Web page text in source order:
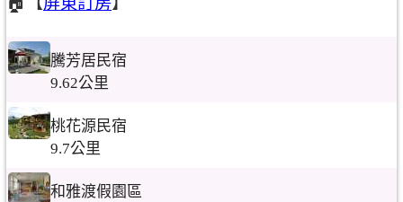
騰芳居民宿
9.62公里
桃花源民宿
9.7公里
和雅渡假園區